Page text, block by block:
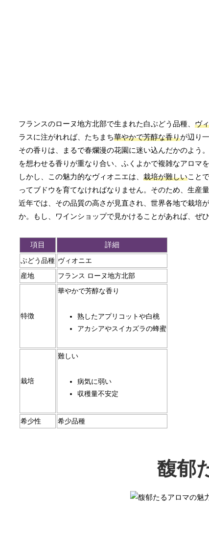
フランスのローヌ地方北部で生まれた白ぶどう品種、 ヴ
ラスに注がれれば、たちまち華やかで芳醇な香りが辺り
その香りは、まるで春爛漫の花園に迷い込んだかのよう。
を想わせる香りが重なり合い、ふくよかで複雑なアロマを
しかし、この魅力的なヴィオニエは、 栽培が難しいこと
ってブドウを育てなければなりません。そのため、生産
近年では、その品質の高さが見直され、世界各地で栽培
か。もし、ワインショップで見かけることがあれば、ぜ
項目 詳細
ぶどう品種 ヴィオニエ
産地 フランス ローヌ地方北部
特徴
華やかで芳醇な香り
熟したアプリコットや白桃
アカシアやスイカズラの蜂蜜
栽培
難しい
病気に弱い
収穫量不安定
希少性 希少品種
馥郁